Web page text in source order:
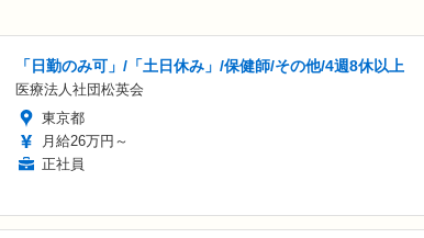
「日勤のみ可」/「土日休み」/保健師/その他/4週8休以上
医療法人社団松英会
東京都
月給26万円～
正社員